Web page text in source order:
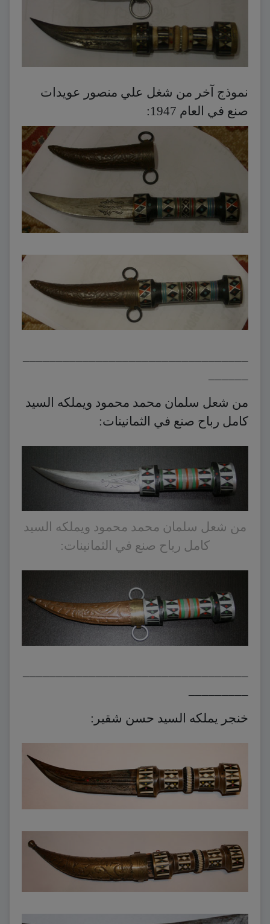
نموذج آخر من شغل علي منصور عويدات
صنع في العام 1947:
من شعل سلمان محمد محمود ويملكه السيد
كامل رباح صنع في الثمانينات:
من شعل سلمان محمد محمود ويملكه السيد
كامل رباح صنع في الثمانينات:
خنجر يملكه السيد حسن شقير: